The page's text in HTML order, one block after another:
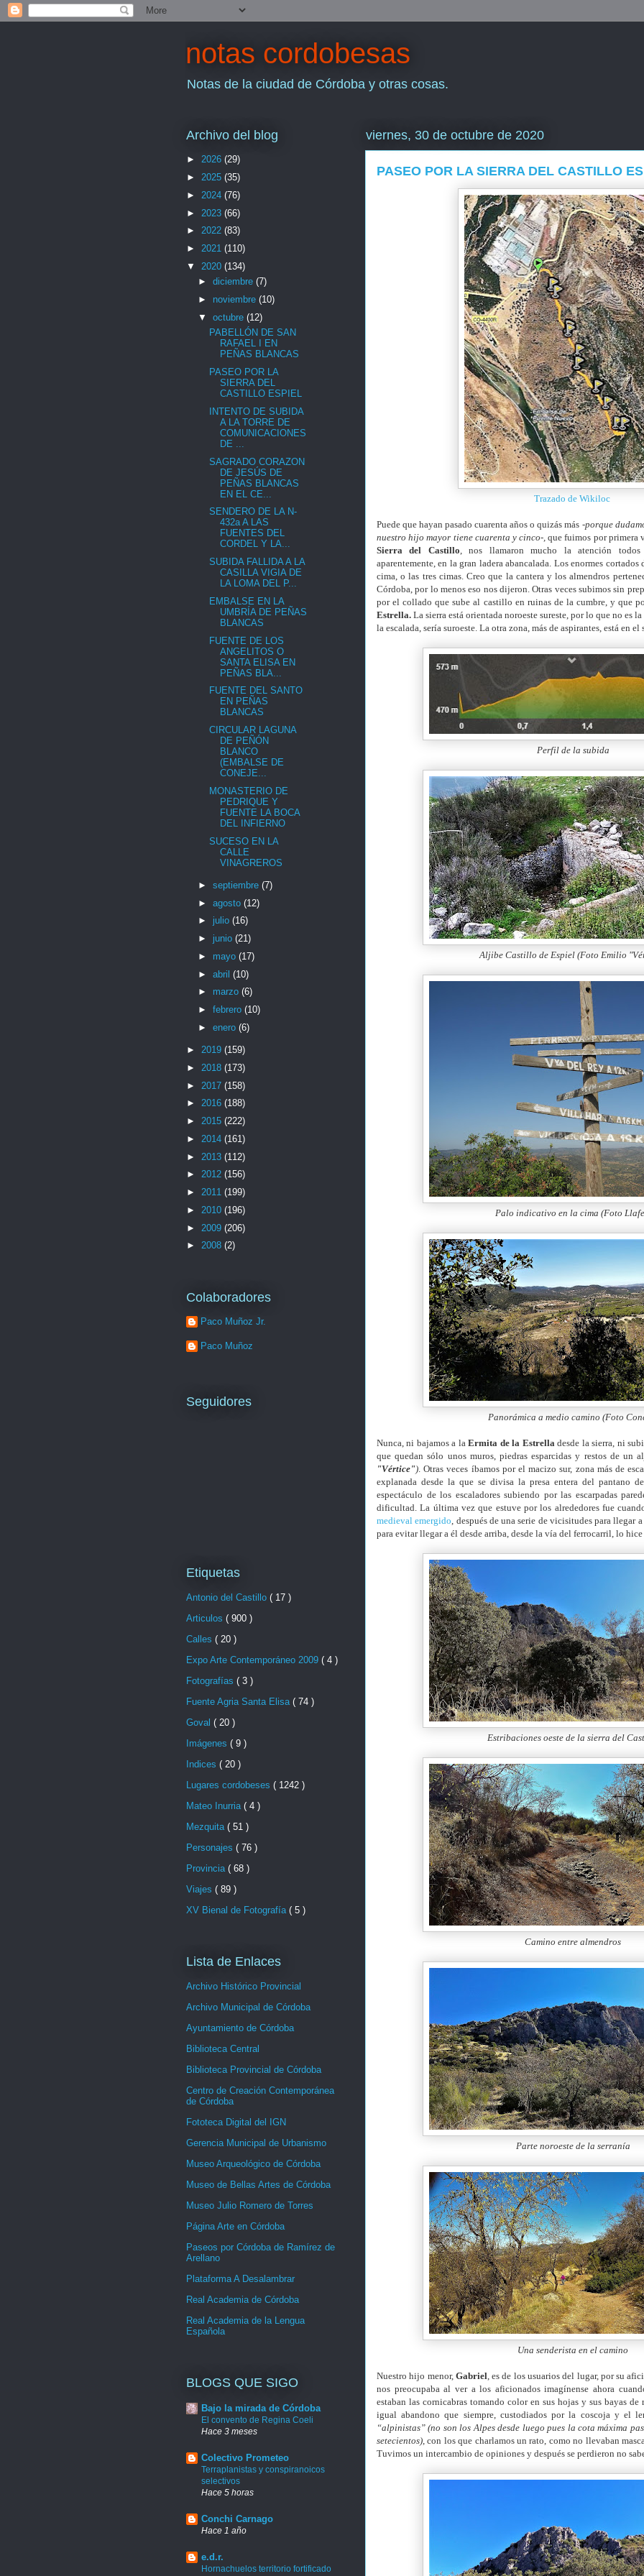
notas cordobesas
Notas de la ciudad de Córdoba y otras cosas.
viernes, 30 de octubre de 2020
PASEO POR LA SIERRA DEL CASTILLO
Trazado de Wikiloc
Puede que hayan pasado cuarenta años o quizás más -porque
nuestro hijo mayor tiene cuarenta y cinco-,que fuimos por primera
Sierra del Castillo, nos llamaron mucho la atención todos
aparentemente, en la gran ladera abancalada. Los enormes
cima, o las tres cimas. Creo que la cantera y los almendros
Córdoba, por lo menos eso nos dijeron. Otras veces subimos sin
por el collado que sube al castillo en ruinas de la cumbre, y que
Estrella. La sierra está orientada noroeste sureste, por lo que no es
la escalada, sería suroeste. La otra zona, más de aspirantes, está en
Perfil de la subida
Aljibe Castillo de Espiel (Foto Emilio
Palo indicativo en la cima (Foto
Panorámica a medio camino (Foto
Nunca, ni bajamos a laErmita de la Estrelladesde la sierra, ni
que quedan sólo unos muros, piedras esparcidas y restos de un
"Vértice"). Otras veces íbamos por el macizo sur, zona más de
explanada desde la que se divisa la presa entera del pantano
espectáculo de los escaladores subiendo por las escarpadas
dificultad. La última vez que estuve por los alrededores fue
medieval emergido, después de una serie de vicisitudes para llegar
para evitar llegar a él desde arriba, desde la vía del ferrocarril, lo
Estribaciones oeste de la sierra del
Camino entre almendros
Parte noroeste de la serranía
Una senderista en el camino
Nuestro hijo menor, Gabriel, es de los usuarios del lugar, por su
nos preocupaba al ver a los aficionados imagínense ahora
estaban las cornicabras tomando color en sus hojas y sus bayas
igual abandono que siempre, custodiados por la coscoja y el
“alpinistas” (no son los Alpes desde luego pues la cota máxima
setecientos), con los que charlamos un rato, como no llevaban
Tuvimos un intercambio de opiniones y después se perdieron no
Archivo del blog
► 2026 (29)
► 2025 (35)
► 2024 (76)
► 2023 (66)
► 2022 (83)
► 2021 (110)
▼ 2020 (134)
► diciembre (7)
► noviembre (10)
▼ octubre (12)
PABELLÓN DE SAN
RAFAEL I EN
PEÑAS BLANCAS
PASEO POR LA
SIERRA DEL
CASTILLO ESPIEL
INTENTO DE SUBIDA
A LA TORRE DE
COMUNICACIONES
DE ...
SAGRADO CORAZON
DE JESÚS DE
PEÑAS BLANCAS
EN EL CE...
SENDERO DE LA N-
432a A LAS
FUENTES DEL
CORDEL Y LA...
SUBIDA FALLIDA A LA
CASILLA VIGIA DE
LA LOMA DEL P...
EMBALSE EN LA
UMBRÍA DE PEÑAS
BLANCAS
FUENTE DE LOS
ANGELITOS O
SANTA ELISA EN
PEÑAS BLA...
FUENTE DEL SANTO
EN PEÑAS
BLANCAS
CIRCULAR LAGUNA
DE PEÑÓN
BLANCO
(EMBALSE DE
CONEJE...
MONASTERIO DE
PEDRIQUE Y
FUENTE LA BOCA
DEL INFIERNO
SUCESO EN LA
CALLE
VINAGREROS
► septiembre (7)
► agosto (12)
► julio (16)
► junio (21)
► mayo (17)
► abril (10)
► marzo (6)
► febrero (10)
► enero (6)
► 2019 (159)
► 2018 (173)
► 2017 (158)
► 2016 (188)
► 2015 (222)
► 2014 (161)
► 2013 (112)
► 2012 (156)
► 2011 (199)
► 2010 (196)
► 2009 (206)
► 2008 (2)
Colaboradores
Paco Muñoz Jr.
Paco Muñoz
Seguidores
Etiquetas
Antonio del Castillo ( 17 )
Articulos ( 900 )
Calles ( 20 )
Expo Arte Contemporáneo 2009 ( 4 )
Fotografías ( 3 )
Fuente Agria Santa Elisa ( 74 )
Goval ( 20 )
Imágenes ( 9 )
Indices ( 20 )
Lugares cordobeses ( 1242 )
Mateo Inurria ( 4 )
Mezquita ( 51 )
Personajes ( 76 )
Provincia ( 68 )
Viajes ( 89 )
XV Bienal de Fotografía ( 5 )
Lista de Enlaces
Archivo Histórico Provincial
Archivo Municipal de Córdoba
Ayuntamiento de Córdoba
Biblioteca Central
Biblioteca Provincial de Córdoba
Centro de Creación Contemporánea
de Córdoba
Fototeca Digital del IGN
Gerencia Municipal de Urbanismo
Museo Arqueológico de Córdoba
Museo de Bellas Artes de Córdoba
Museo Julio Romero de Torres
Página Arte en Córdoba
Paseos por Córdoba de Ramírez de
Arellano
Plataforma A Desalambrar
Real Academia de Córdoba
Real Academia de la Lengua
Española
BLOGS QUE SIGO
Bajo la mirada de Córdoba
El convento de Regina Coeli
Hace 3 meses
Colectivo Prometeo
Terraplanistas y conspiranoicos
selectivos
Hace 5 horas
Conchi Carnago
Hace 1 año
e.d.r.
Hornachuelos territorio fortificado